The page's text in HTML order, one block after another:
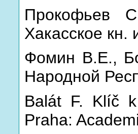
Прокофьев
Хакасское кн.
Фомин В.Е.,
Народной
Balát F. Klíč
Praha: